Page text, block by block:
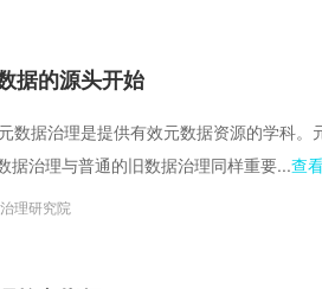
据的源头开始
数据治理是提供有效元数据资源的学科。
据治理与普通的旧数据治理同样重要...查
理研究院